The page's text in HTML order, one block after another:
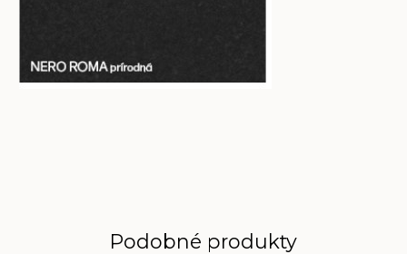
Podobné produkty